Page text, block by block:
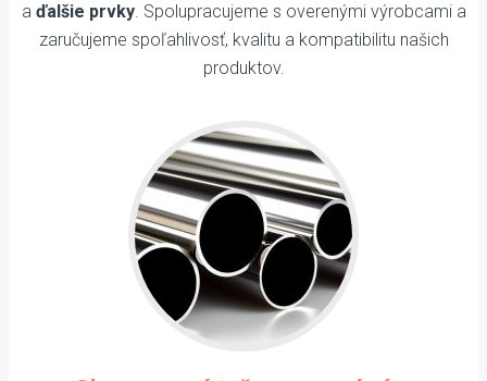
a ďalšie prvky. Spolupracujeme s overenými výrobcami a
zaručujeme spoľahlivosť, kvalitu a kompatibilitu našich
produktov.